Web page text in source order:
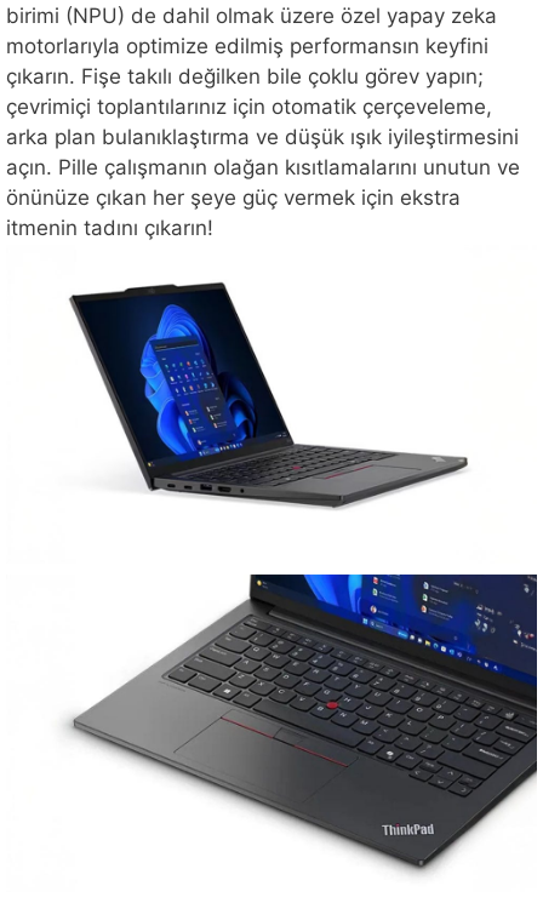
birimi (NPU) de dahil olmak üzere özel yapay zeka
motorlarıyla optimize edilmiş performansın keyfini
çıkarın. Fişe takılı değilken bile çoklu görev yapın;
çevrimiçi toplantılarınız için otomatik çerçeveleme,
arka plan bulanıklaştırma ve düşük ışık iyileştirmesini
açın. Pille çalışmanın olağan kısıtlamalarını unutun ve
önünüze çıkan her şeye güç vermek için ekstra
itmenin tadını çıkarın!